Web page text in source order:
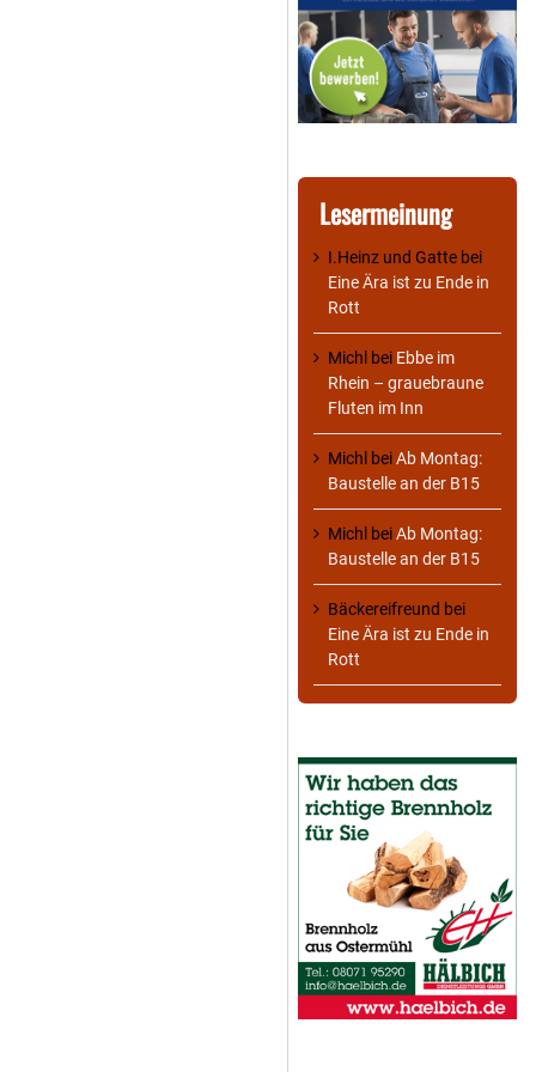
Lesermeinung
I.Heinz und Gatte bei
Eine Ära ist zu Ende in
Rott
Michl bei Ebbe im
Rhein – grauebraune
Fluten im Inn
Michl beiAb Montag:
Baustelle an der B15
Michl beiAb Montag:
Baustelle an der B15
Bäckereifreund bei
Eine Ära ist zu Ende in
Rott